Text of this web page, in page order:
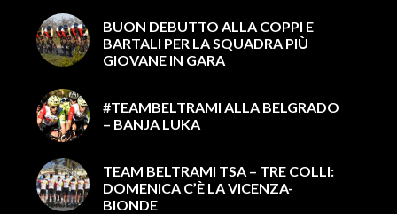
BUON DEBUTTO ALLA COPPI E
BARTALI PER LA SQUADRA PIÙ
GIOVANE IN GARA
#TEAMBELTRAMI ALLA BELGRADO
– BANJA LUKA
TEAM BELTRAMI TSA – TRE COLLI:
DOMENICA C’È LA VICENZA-
BIONDE